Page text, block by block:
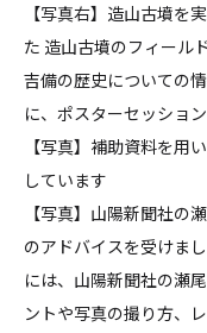
【写真右】造山古墳を
た 造山古墳のフィール
吉備の歴史についての
に、ポスターセッショ
【写真】補助資料を用
しています
【写真】山陽新聞社の
のアドバイスを受けま
には、山陽新聞社の瀬
ントや写真の撮り方、